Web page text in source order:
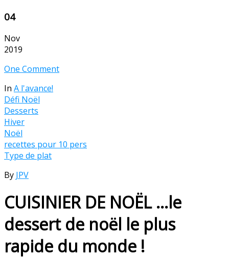
04
Nov
2019
One Comment
In A l'avance!
Défi Noël
Desserts
Hiver
Noël
recettes pour 10 pers
Type de plat
By JPV
CUISINIER DE NOËL …le
dessert de noël le plus
rapide du monde !